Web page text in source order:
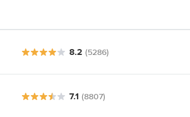
8.2 (5286)
7.1 (8807)